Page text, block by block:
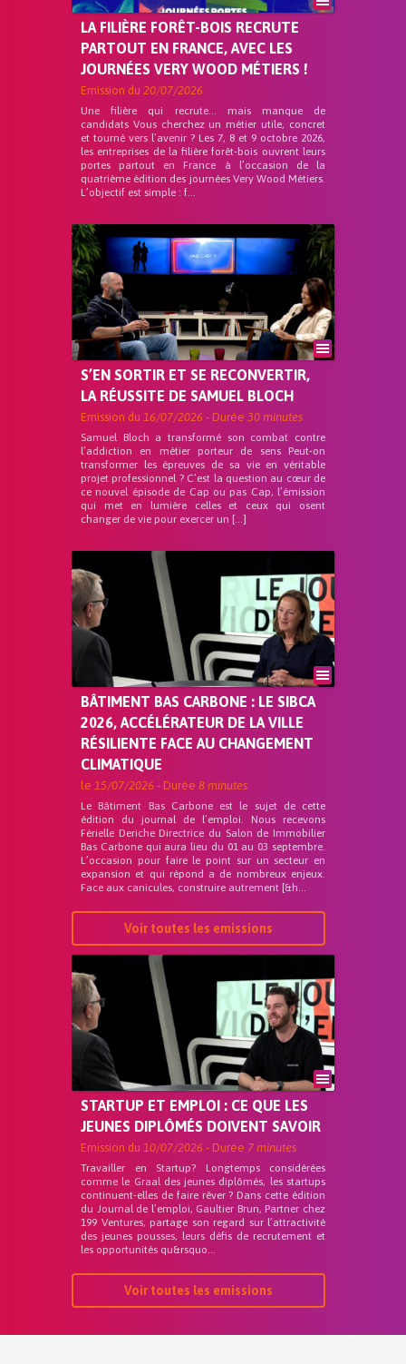
LA FILIÈRE FORÊT-BOIS RECRUTE
PARTOUT EN FRANCE, AVEC LES
JOURNÉES VERY WOOD MÉTIERS !
Emission du 20/07/2026
Une filière qui recrute… mais manque de
candidats Vous cherchez un métier utile, concret
et tourné vers l’avenir ? Les 7, 8 et 9 octobre 2026,
les entreprises de la filière forêt-bois ouvrent leurs
portes partout en France à l’occasion de la
quatrième édition des journées Very Wood Métiers.
L’objectif est simple : f...
S’EN SORTIR ET SE RECONVERTIR,
LA RÉUSSITE DE SAMUEL BLOCH
Emission du 16/07/2026 - Durée 30 minutes
Samuel Bloch a transformé son combat contre
l’addiction en métier porteur de sens Peut-on
transformer les épreuves de sa vie en véritable
projet professionnel ? C’est la question au cœur de
ce nouvel épisode de Cap ou pas Cap, l’émission
qui met en lumière celles et ceux qui osent
changer de vie pour exercer un […]
BÂTIMENT BAS CARBONE : LE SIBCA
2026, ACCÉLÉRATEUR DE LA VILLE
RÉSILIENTE FACE AU CHANGEMENT
CLIMATIQUE
le 15/07/2026 - Durée 8 minutes
Le Bâtiment Bas Carbone est le sujet de cette
édition du journal de l’emploi. Nous recevons
Férielle Deriche Directrice du Salon de Immobilier
Bas Carbone qui aura lieu du 01 au 03 septembre.
L’occasion pour faire le point sur un secteur en
expansion et qui répond a de nombreux enjeux.
Face aux canicules, construire autrement [&h...
Voir toutes les emissions
STARTUP ET EMPLOI : CE QUE LES
JEUNES DIPLÔMÉS DOIVENT SAVOIR
Emission du 10/07/2026 - Durée 7 minutes
Travailler en Startup? Longtemps considérées
comme le Graal des jeunes diplômés, les startups
continuent-elles de faire rêver ? Dans cette édition
du Journal de l’emploi, Gaultier Brun, Partner chez
199 Ventures, partage son regard sur l’attractivité
des jeunes pousses, leurs défis de recrutement et
les opportunités qu&rsquo...
Voir toutes les emissions